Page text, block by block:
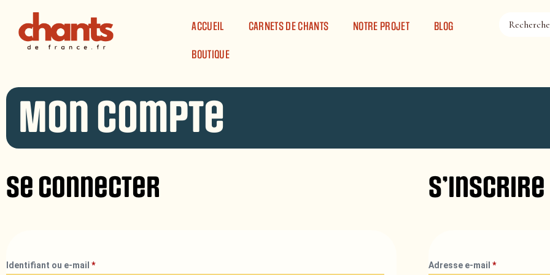
ACCUEIL
CARNETS DE CHANTS NOTRE PROJET BLOG
BOUTIQUE
Mon compte
Se connecter
Identifiant ou e-mail *
S’inscrire
Adresse e-mail*